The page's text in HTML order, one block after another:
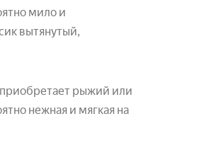
мило и
вытянутый,
приобретает рыжий или
нежная и мягкая на